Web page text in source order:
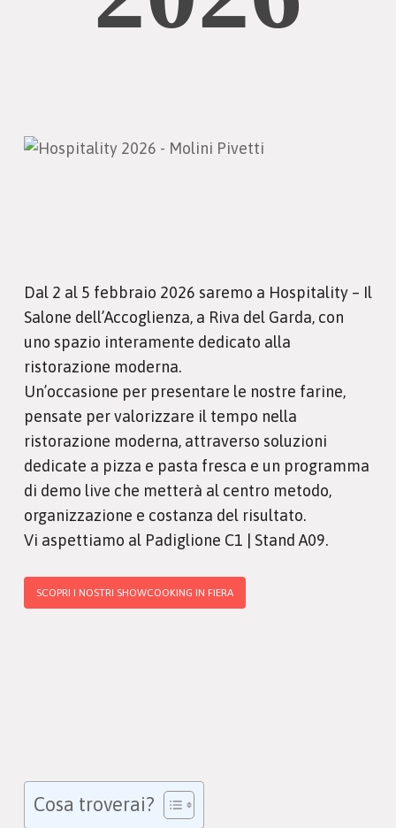
Dal 2 al 5 febbraio 2026 saremo a Hospitality – Il
Salone dell’Accoglienza, a Riva del Garda, con
uno spazio interamente dedicato alla
ristorazione moderna.
Un’occasione per presentare le nostre farine,
pensate per valorizzare il tempo nella
ristorazione moderna, attraverso soluzioni
dedicate a pizza e pasta fresca e un programma
di demo live che metterà al centro metodo,
organizzazione e costanza del risultato.
Vi aspettiamo al Padiglione C1 | Stand A09.
SCOPRI I NOSTRI SHOWCOOKING IN FIERA
Cosa troverai?